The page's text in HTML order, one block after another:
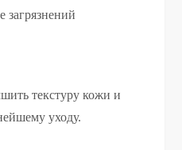
загрязнений
текстуру кожи и
уходу.